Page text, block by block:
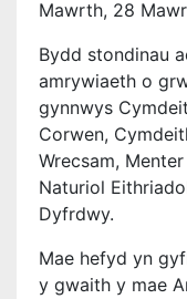
Mawrth, 28
Bydd stondinau
amrywiaeth o
gynnwys
Corwen,
Wrecsam,
Naturiol
Dyfrdwy.
Mae hefyd yn
y gwaith y mae